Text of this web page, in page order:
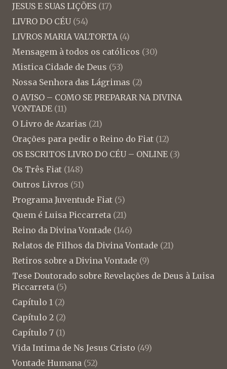
JESUS E SUAS LIÇÕES (17)
LIVRO DO CÉU (54)
LIVROS MARIA VALTORTA (4)
Mensagem à todos os católicos (30)
Mistica Cidade de Deus (53)
Nossa Senhora das Lágrimas (2)
O AVISO – COMO SE PREPARAR NA DIVINA
VONTADE (11)
O Livro de Azarias (21)
Orações para pedir o Reino do Fiat (12)
OS ESCRITOS LIVRO DO CÉU – ONLINE (3)
Os Três Fiat (148)
Outros Livros (51)
Programa Juventude Fiat (5)
Quem é Luisa Piccarreta (21)
Reino da Divina Vontade (146)
Relatos de Filhos da Divina Vontade (21)
Retiros sobre a Divina Vontade (9)
Tese Doutorado sobre Revelações de Deus à Luisa
Piccarreta (5)
Capítulo 1 (2)
Capítulo 2 (2)
Capítulo 7 (1)
Vida Intima de Ns Jesus Cristo (49)
Vontade Humana (52)